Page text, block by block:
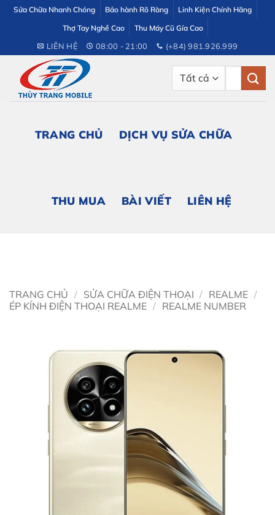
dung
Sửa Chữa Nhanh Chóng Bảo hành Rõ Ràng
Linh Kiện Chính Hãng
Thợ Tay Nghề Cao
Thu Máy Cũ Gía Cao
LIÊN HỆ 08:00 - 21:00 (+84) 981.926.999
TRANG CHỦ DỊCH VỤ SỬA CHỮA
THU MUA BÀI VIẾT LIÊN HỆ
TRANG CHỦ / SỬA CHỮA ĐIỆN THOẠI / REALME /
ÉP KÍNH ĐIỆN THOẠI REALME / REALME NUMBER